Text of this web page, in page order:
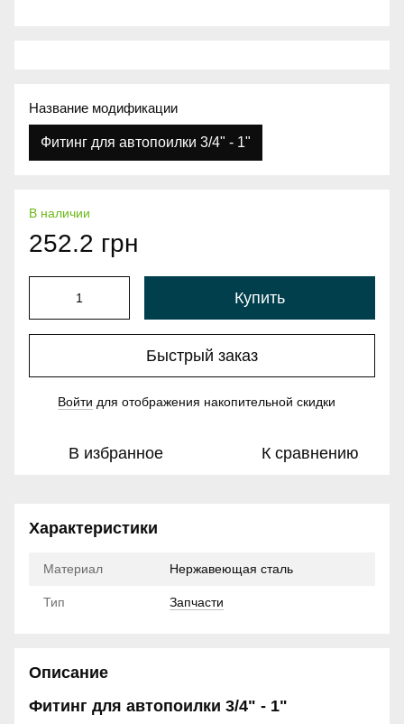
Название модификации
Фитинг для автопоилки 3/4" - 1"
В наличии
252.2 грн
Купить
Быстрый заказ
Войти для отображения накопительной скидки
В избранное К сравнению
Характеристики
Материал Нержавеющая сталь
Тип Запчасти
Описание
Фитинг для автопоилки 3/4" - 1"